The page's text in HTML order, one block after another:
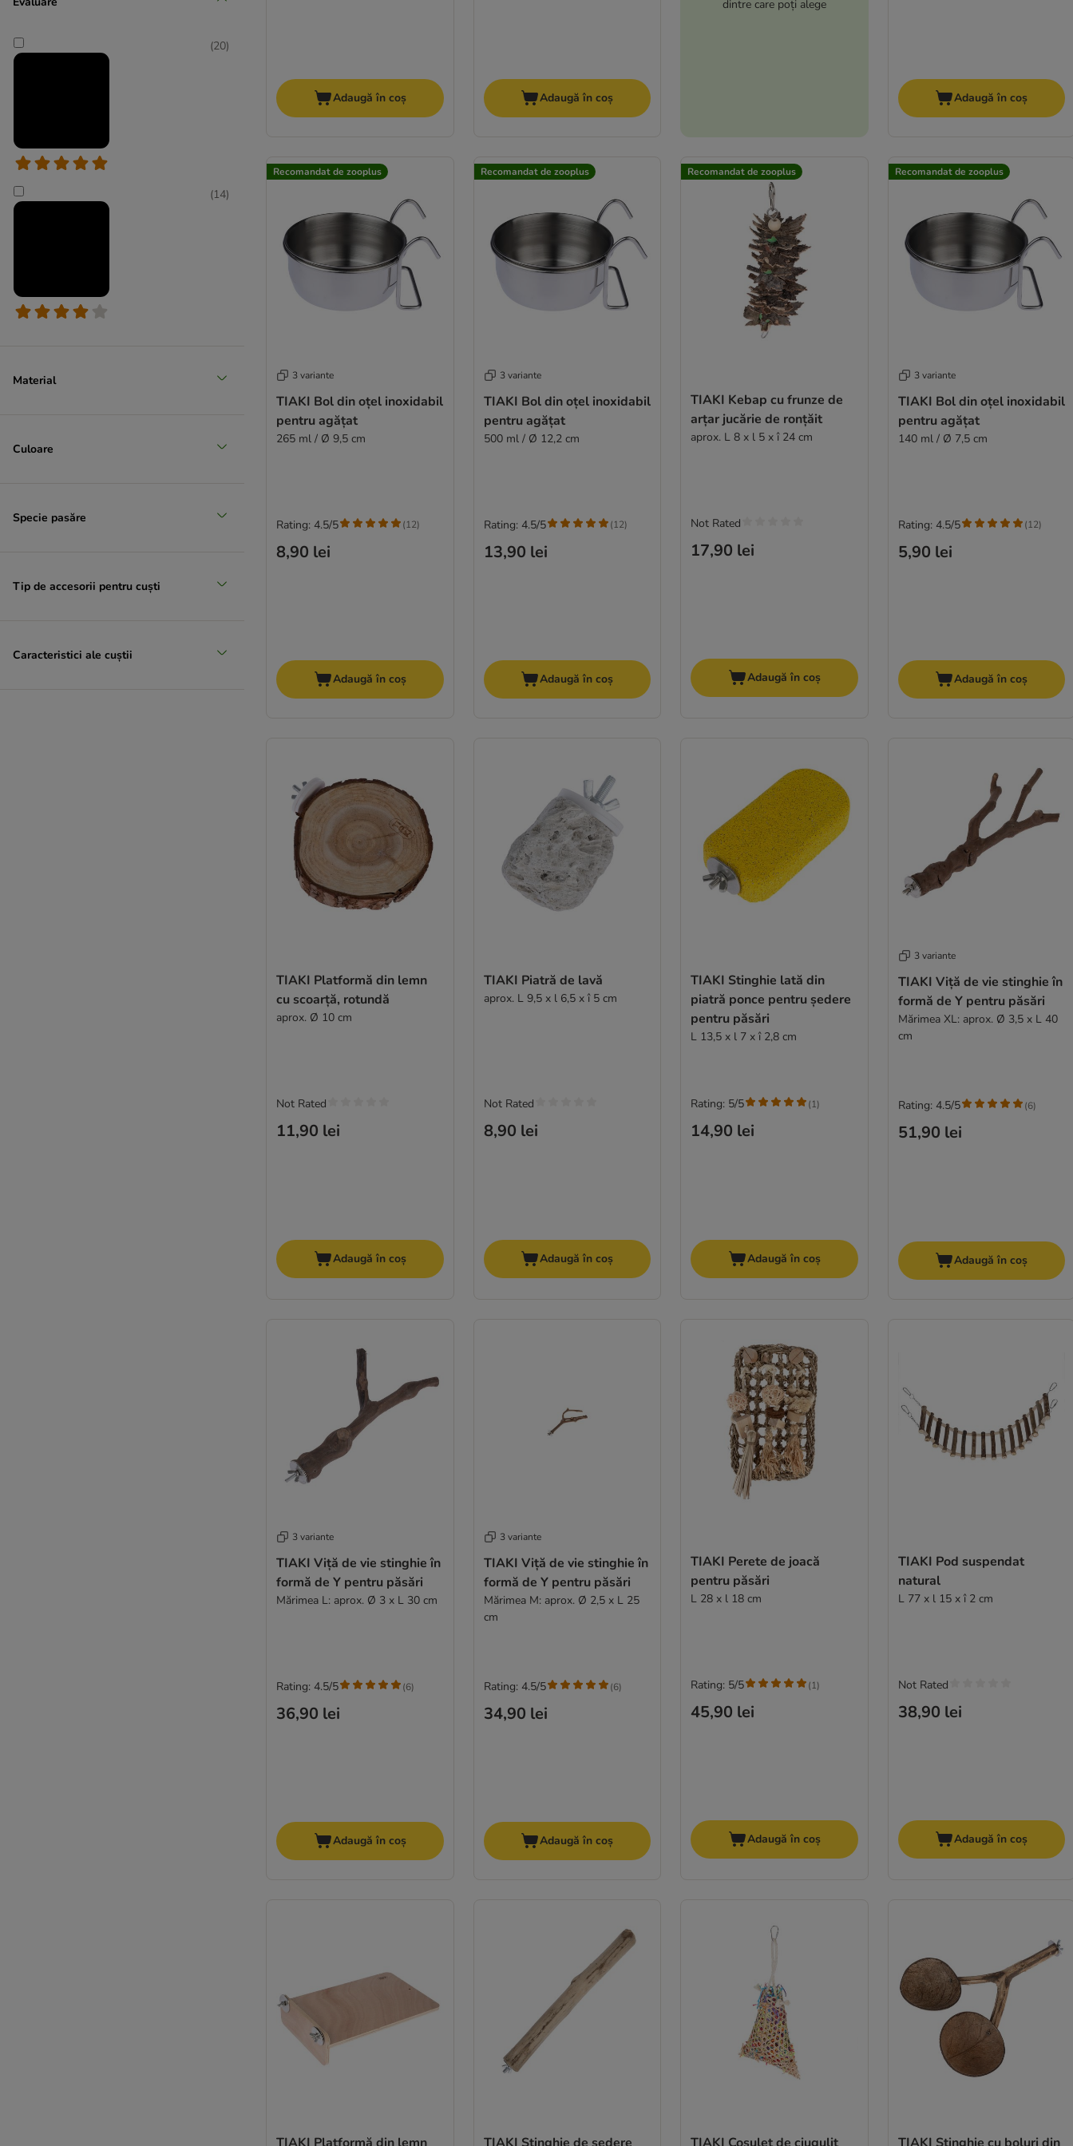
(20)
(14)
Material
Culoare
Specie pasăre
Tip de accesorii pentru cuști
Caracteristici ale cuștii
Adaugă în coș Adaugă în coș
dintre care poți alege
Adaugă în coș
Recomandat de zooplus
3 variante
TIAKI Bol din oțel inoxidabil
pentru agățat
265 ml / Ø 9,5 cm
8,90 lei
Rating: 4.5/5 (12)
Adaugă în coș
Recomandat de zooplus
3 variante
TIAKI Bol din oțel inoxidabil
pentru agățat
500 ml / Ø 12,2 cm
13,90 lei
Rating: 4.5/5 (12)
Adaugă în coș
Recomandat de zooplus
TIAKI Kebap cu frunze de
arțar jucărie de ronțăit
aprox. L 8 x l 5 x î 24 cm
17,90 lei
Not Rated
Adaugă în coș
Recomandat de zooplus
3 variante
TIAKI Bol din oțel inoxidabil
pentru agățat
140 ml / Ø 7,5 cm
5,90 lei
Rating: 4.5/5 (12)
Adaugă în coș
TIAKI Platformă din lemn
cu scoarță, rotundă
aprox. Ø 10 cm
11,90 lei
Not Rated
Adaugă în coș
TIAKI Piatră de lavă
aprox. L 9,5 x l 6,5 x î 5 cm
8,90 lei
Not Rated
Adaugă în coș
TIAKI Stinghie lată din
piatră ponce pentru ședere
pentru păsări
L 13,5 x l 7 x î 2,8 cm
14,90 lei
Rating: 5/5 (1)
Adaugă în coș
3 variante
TIAKI Viță de vie stinghie în
formă de Y pentru păsări
Mărimea XL: aprox. Ø 3,5 x L 40
cm
51,90 lei
Rating: 4.5/5 (6)
Adaugă în coș
3 variante
TIAKI Viță de vie stinghie în
formă de Y pentru păsări
Mărimea L: aprox. Ø 3 x L 30 cm
36,90 lei
Rating: 4.5/5 (6)
Adaugă în coș
3 variante
TIAKI Viță de vie stinghie în
formă de Y pentru păsări
Mărimea M: aprox. Ø 2,5 x L 25
cm
34,90 lei
Rating: 4.5/5 (6)
Adaugă în coș
TIAKI Perete de joacă
pentru păsări
L 28 x l 18 cm
45,90 lei
Rating: 5/5 (1)
Adaugă în coș
TIAKI Pod suspendat
natural
L 77 x l 15 x î 2 cm
38,90 lei
Not Rated
Adaugă în coș